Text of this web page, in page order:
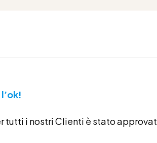
tutti i nostri Clienti è stato